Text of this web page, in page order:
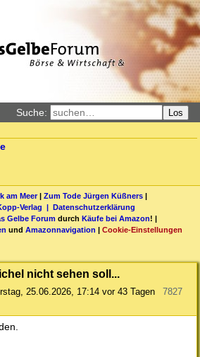
Suche: Los
am Meer| Zum Tode Jürgen Küßners |
Verlag | Datenschutzerklärung
Gelbe Forum durch Käufe bei Amazon! |
und Amazonnavigation | Cookie-Einstellungen
nicht sehen soll...
25.06.2026, 17:14 vor 43 Tagen
7827